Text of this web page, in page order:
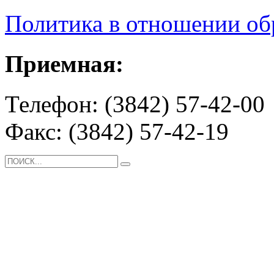
Политика в отношении
Приемная:
Телефон: (3842) 57-42-00
Факс: (3842) 57-42-19